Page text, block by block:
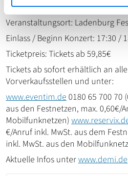
Veranstaltungstag: 22. August
Veranstaltungsort: Ladenburg
Einlass / Beginn Konzert: 17:30 /
Ticketpreis: Tickets ab 59,85€
Tickets ab sofort erhältlich an
Vorverkaufsstellen und unter:
www.eventim.de 0180 65 700 70
aus den Festnetzen, max. 0,60€/
Mobilfunknetzen)
€/Anruf inkl. MwSt. aus dem
inkl. MwSt. aus den
Aktuelle Infos unterwww.demi.de